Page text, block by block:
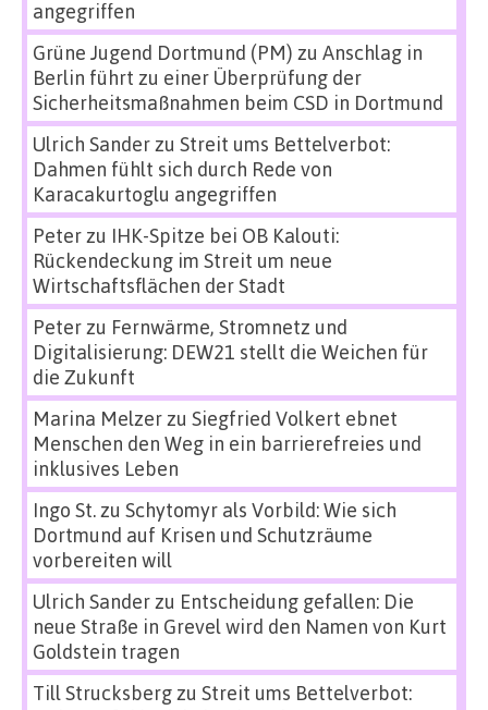
angegriffen
Grüne Jugend Dortmund (PM) zu Anschlag in
Berlin führt zu einer Überprüfung der
Sicherheitsmaßnahmen beim CSD in Dortmund
Ulrich Sanderzu Streit ums Bettelverbot:
Dahmen fühlt sich durch Rede von
Karacakurtoglu angegriffen
Peterzu IHK-Spitze bei OB Kalouti:
Rückendeckung im Streit um neue
Wirtschaftsflächen der Stadt
Peterzu Fernwärme, Stromnetz und
Digitalisierung: DEW21 stellt die Weichen für
die Zukunft
Marina Melzerzu Siegfried Volkert ebnet
Menschen den Weg in ein barrierefreies und
inklusives Leben
Ingo St.zu Schytomyr als Vorbild: Wie sich
Dortmund auf Krisen und Schutzräume
vorbereiten will
Ulrich Sanderzu Entscheidung gefallen: Die
neue Straße in Grevel wird den Namen von Kurt
Goldstein tragen
Till Strucksbergzu Streit ums Bettelverbot: